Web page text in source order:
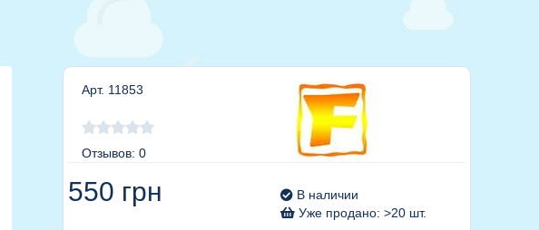
Арт. 11853
Отзывов: 0
550 грн
В наличии
Уже продано: >20 шт.